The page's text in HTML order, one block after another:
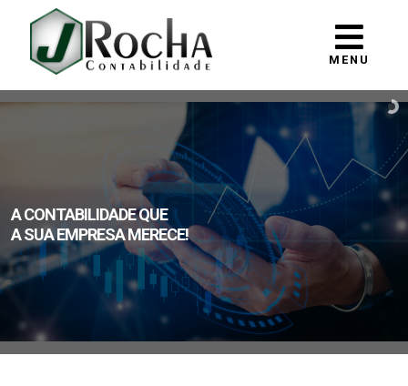
MENU
A CONTABILIDADE QUE
A SUA EMPRESA MERECE!